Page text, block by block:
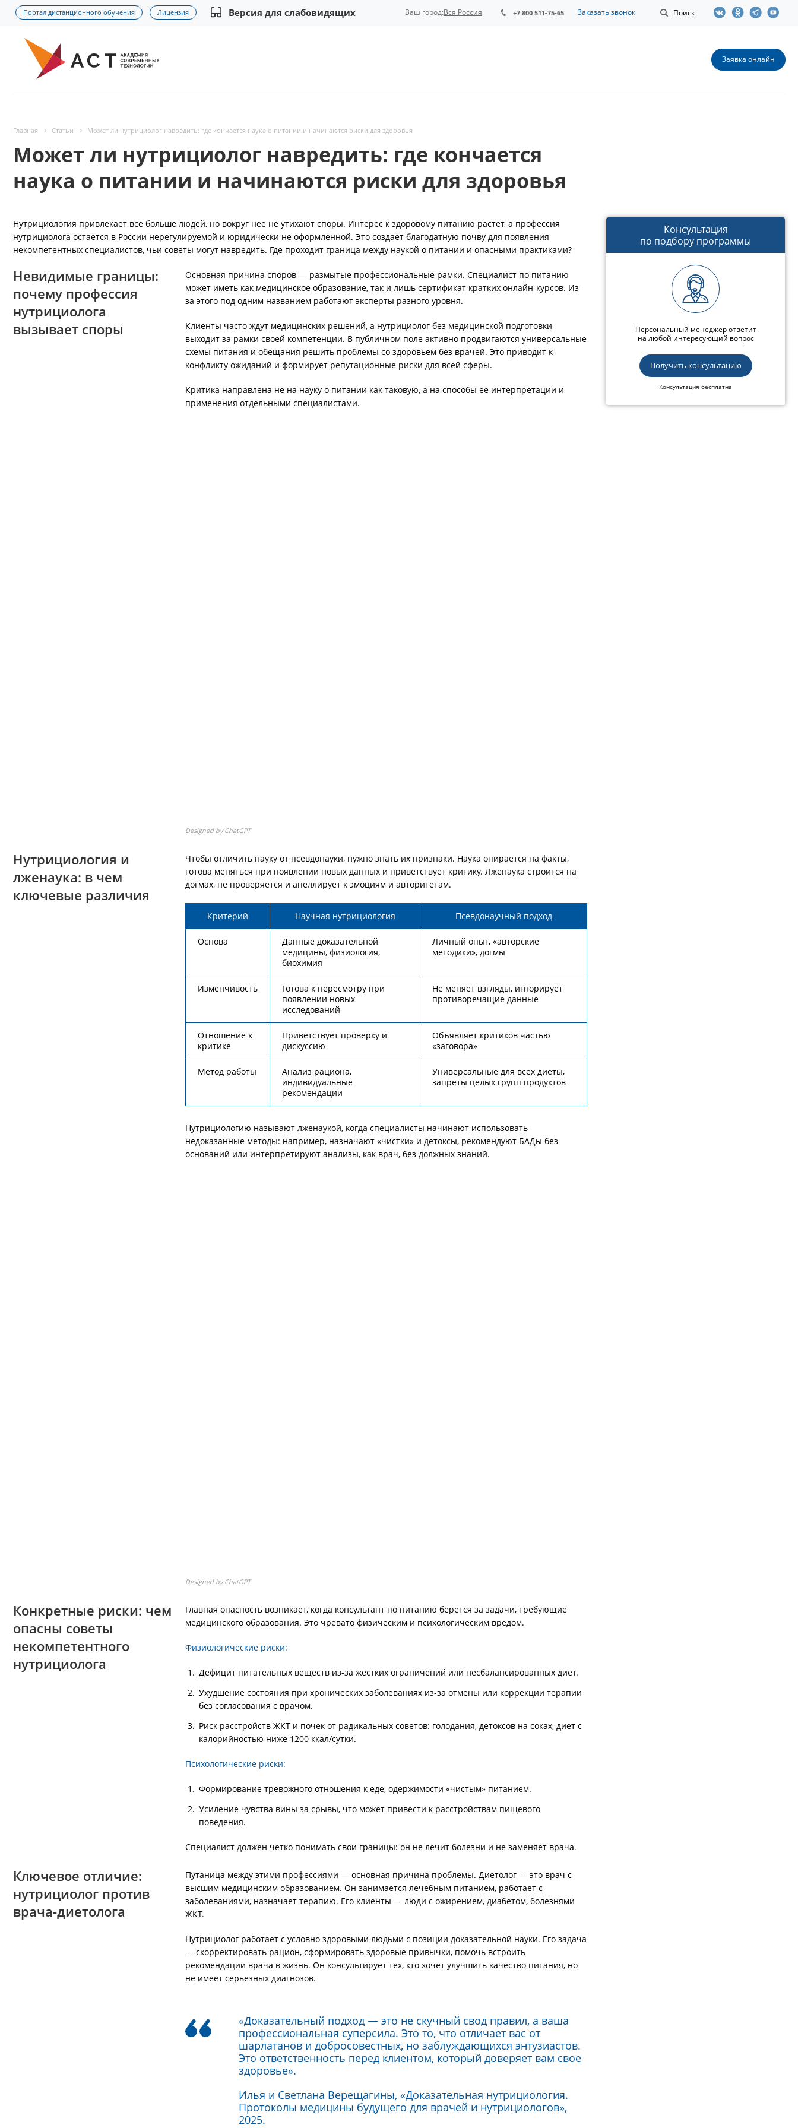
Портал дистанционного обучения Лицензия Версия для слабовидящих Поиск
+7 800 511-75-65 Заказать звонок
Ваш город:Вся Россия
Заявка онлайн
Главная Статьи Может ли нутрициолог навредить: где кончается наука о питании и начинаются риски для здоровья
Может ли нутрициолог навредить: где кончается
наука о питании и начинаются риски для здоровья
Нутрициология привлекает все больше людей, но вокруг нее не утихают споры. Интерес к здоровому питанию растет, а профессия
нутрициолога остается в России нерегулируемой и юридически не оформленной. Это создает благодатную почву для появления
некомпетентных специалистов, чьи советы могут навредить. Где проходит граница между наукой о питании и опасными практиками?
Невидимые границы:
почему профессия
нутрициолога
вызывает споры
Основная причина споров — размытые профессиональные рамки. Специалист по питанию
может иметь как медицинское образование, так и лишь сертификат кратких онлайн-курсов. Из-
за этого под одним названием работают эксперты разного уровня.
Клиенты часто ждут медицинских решений, а нутрициолог без медицинской подготовки
выходит за рамки своей компетенции. В публичном поле активно продвигаются универсальные
схемы питания и обещания решить проблемы со здоровьем без врачей. Это приводит к
конфликту ожиданий и формирует репутационные риски для всей сферы.
Критика направлена не на науку о питании как таковую, а на способы ее интерпретации и
применения отдельными специалистами.
Designed by ChatGPT
Нутрициология и
лженаука: в чем
ключевые различия
Чтобы отличить науку от псевдонауки, нужно знать их признаки. Наука опирается на факты,
готова меняться при появлении новых данных и приветствует критику. Лженаука строится на
догмах, не проверяется и апеллирует к эмоциям и авторитетам.
Критерий Научная нутрициология Псевдонаучный подход
Основа
Данные доказательной
медицины, физиология,
биохимия
Личный опыт, «авторские
методики», догмы
Изменчивость
Готова к пересмотру при
появлении новых
исследований
Не меняет взгляды, игнорирует
противоречащие данные
Отношение к
критике
Приветствует проверку и
дискуссию
Объявляет критиков частью
«заговора»
Метод работы
Анализ рациона,
индивидуальные
рекомендации
Универсальные для всех диеты,
запреты целых групп продуктов
Нутрициологию называют лженаукой, когда специалисты начинают использовать
недоказанные методы: например, назначают «чистки» и детоксы, рекомендуют БАДы без
оснований или интерпретируют анализы, как врач, без должных знаний.
Designed by ChatGPT
Конкретные риски: чем
опасны советы
некомпетентного
нутрициолога
Главная опасность возникает, когда консультант по питанию берется за задачи, требующие
медицинского образования. Это чревато физическим и психологическим вредом.
Физиологические риски:
Дефицит питательных веществ из-за жестких ограничений или несбалансированных диет.
Ухудшение состояния при хронических заболеваниях из-за отмены или коррекции терапии
без согласования с врачом.
Риск расстройств ЖКТ и почек от радикальных советов: голодания, детоксов на соках, диет с
калорийностью ниже 1200 ккал/сутки.
Психологические риски:
Формирование тревожного отношения к еде, одержимости «чистым» питанием.
Усиление чувства вины за срывы, что может привести к расстройствам пищевого
поведения.
Специалист должен четко понимать свои границы: он не лечит болезни и не заменяет врача.
Ключевое отличие:
нутрициолог против
врача-диетолога
Путаница между этими профессиями — основная причина проблемы. Диетолог — это врач с
высшим медицинским образованием. Он занимается лечебным питанием, работает с
заболеваниями, назначает терапию. Его клиенты — люди с ожирением, диабетом, болезнями
ЖКТ.
Нутрициолог работает с условно здоровыми людьми с позиции доказательной науки. Его задача
— скорректировать рацион, сформировать здоровые привычки, помочь встроить
рекомендации врача в жизнь. Он консультирует тех, кто хочет улучшить качество питания, но
не имеет серьезных диагнозов.
«Доказательный подход — это не скучный свод правил, а ваша
профессиональная суперсила. Это то, что отличает вас от
шарлатанов и добросовестных, но заблуждающихся энтузиастов.
Это ответственность перед клиентом, который доверяет вам свое
здоровье».
Илья и Светлана Верещагины, «Доказательная нутрициология.
Протоколы медицины будущего для врачей и нутрициологов»,
2025.
Консультация
по подбору программы
Персональный менеджер ответит
на любой интересующий вопрос
Получить консультацию
Консультация бесплатна